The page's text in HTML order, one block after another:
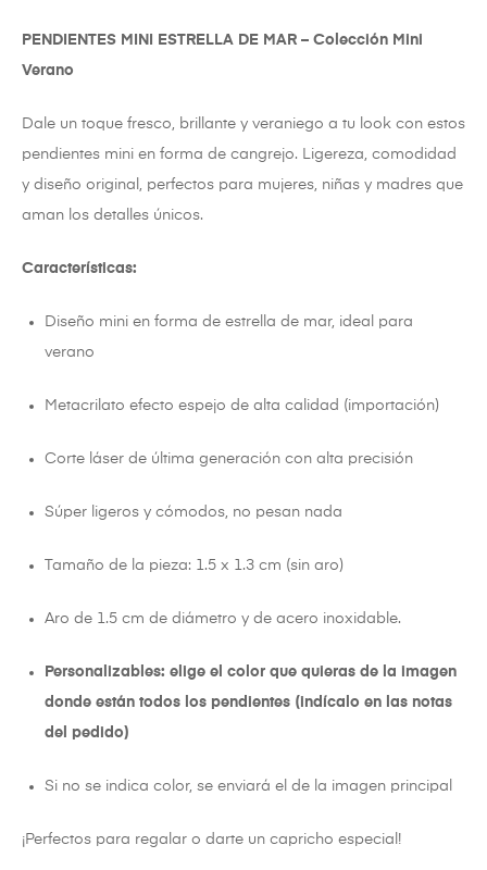
PENDIENTES MINI ESTRELLA DE MAR – Colección Mini
Verano
Dale un toque fresco, brillante y veraniego a tu look con estos
pendientes mini en forma de cangrejo. Ligereza, comodidad
y diseño original, perfectos para mujeres, niñas y madres que
aman los detalles únicos.
Características:
Diseño mini en forma de estrella de mar, ideal para
verano
Metacrilato efecto espejo de alta calidad (importación)
Corte láser de última generación con alta precisión
Súper ligeros y cómodos, no pesan nada
Tamaño de la pieza: 1.5 x 1.3 cm (sin aro)
Aro de 1.5 cm de diámetro y de acero inoxidable.
Personalizables: elige el color que quieras de la imagen
donde están todos los pendientes (indícalo en las notas
del pedido)
Si no se indica color, se enviará el de la imagen principal
¡Perfectos para regalar o darte un capricho especial!